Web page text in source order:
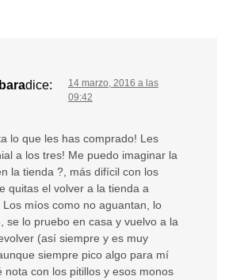
dice:
14 marzo, 2016 a las
09:42
lo que les has comprado! Les
a los tres! Me puedo imaginar la
la tienda ?, más difícil con los
quitas el volver a la tienda a
Los míos como no aguantan, lo
se lo pruebo en casa y vuelvo a la
(así siempre y es muy
siempre pico algo para mí
nota con los pitillos y esos monos